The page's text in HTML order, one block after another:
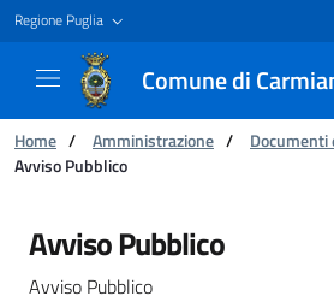
Regione Puglia
Comune di
You are:
Home / Amministrazione / Documenti
Avviso Pubblico
Avviso Pubblico - Comune
Avviso Pubblico
Avviso Pubblico